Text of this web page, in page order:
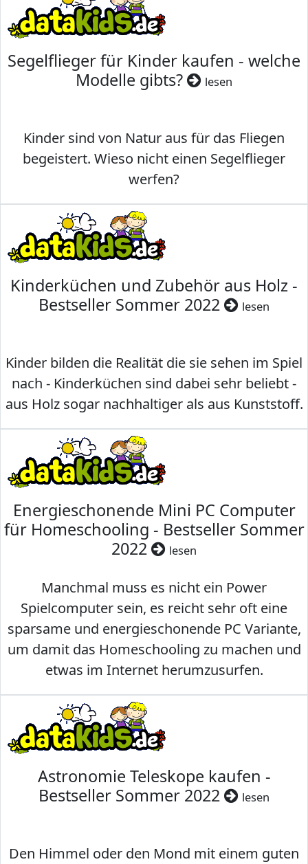
Segelflieger für Kinder kaufen - welche
Modelle gibts?
lesen
Kinder sind von Natur aus für das Fliegen
begeistert. Wieso nicht einen Segelflieger
werfen?
Kinderküchen und Zubehör aus Holz -
Bestseller Sommer 2022
lesen
Kinder bilden die Realität die sie sehen im Spiel
nach - Kinderküchen sind dabei sehr beliebt -
aus Holz sogar nachhaltiger als aus Kunststoff.
Energieschonende Mini PC Computer
für Homeschooling - Bestseller Sommer
2022
lesen
Manchmal muss es nicht ein Power
Spielcomputer sein, es reicht sehr oft eine
sparsame und energieschonende PC Variante,
um damit das Homeschooling zu machen und
etwas im Internet herumzusurfen.
Astronomie Teleskope kaufen -
Bestseller Sommer 2022
lesen
Den Himmel oder den Mond mit einem guten